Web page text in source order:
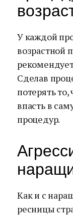
У каждой
возрастной
Сделав
потерять
впасть в
процедур.
Как и с
ресницы